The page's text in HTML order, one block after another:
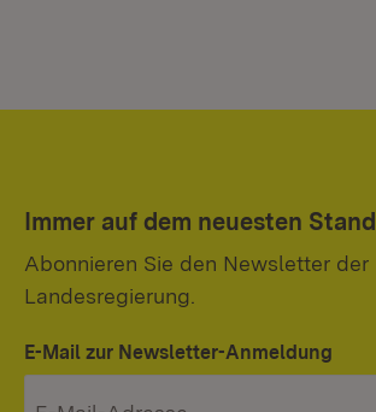
Immer auf dem neuesten Stand
Abonnieren Sie den Newsletter der
Landesregierung.
E-Mail zur Newsletter-Anmeldung